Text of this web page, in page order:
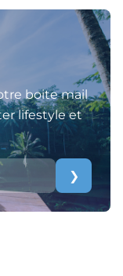
boite mail
lifestyle et
❯